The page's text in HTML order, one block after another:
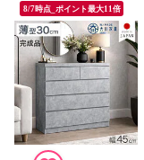
8/7時点_ポイント最大11倍